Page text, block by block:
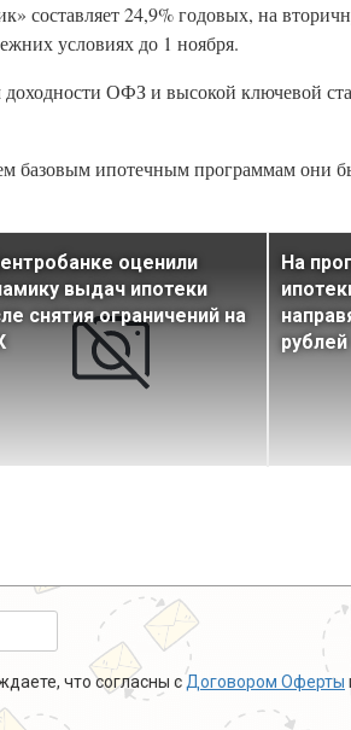
составляет 24,9% годовых, на
условиях до 1 ноября.
ОФЗ и высокой ключевой
базовым ипотечным программам они
оценили
выдач ипотеки
снятия ограничений на
На
рублей
что согласны с Договором Оферты